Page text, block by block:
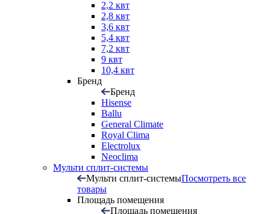
2,2 квт
2,8 квт
3,6 квт
5,4 квт
7,2 квт
9 квт
10,4 квт
Бренд
Бренд
Hisense
Ballu
General Climate
Royal Clima
Electrolux
Neoclima
Мульти сплит-системы
Мульти сплит-системыПосмотреть все
товары
Площадь помещения
Площадь помещения